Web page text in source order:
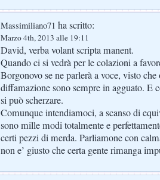
Massimiliano71 ha scritto:
Marzo 4th, 2013 alle 19:11
David, verba volant scripta manent.
Quando ci si vedrà per le colazioni a
Borgonovo se ne parlerà a voce, visto
diffamazione sono sempre in agguato. E
si può scherzare.
Comunque intendiamoci, a scanso di
sono mille modi totalmente e
certi pezzi di merda. Parliamone con
non e’ giusto che certa gente rimanga